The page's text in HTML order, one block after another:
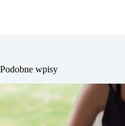
Podobne wpisy